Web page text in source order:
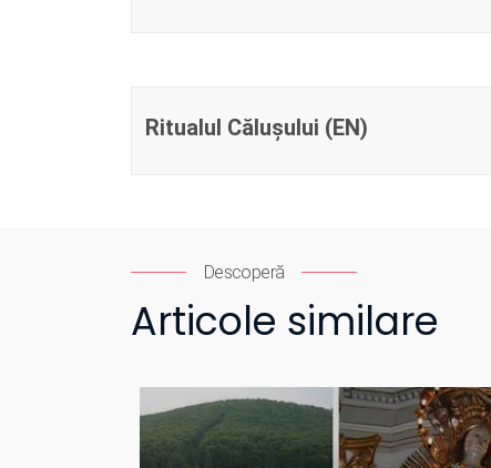
Ritualul Călușului (EN)
Descoperă
Articole similare